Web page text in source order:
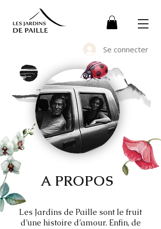
Se connecter
Les Jardins de Paille sont le fruit
d’une histoire d’amour. Enfin, de
A PROPOS